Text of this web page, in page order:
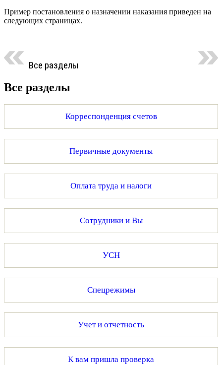
Пример постановления о назначении наказания приведен на
следующих страницах.
Все разделы
Все разделы
Корреспонденция счетов
Первичные документы
Оплата труда и налоги
Сотрудники и Вы
УСН
Спецрежимы
Учет и отчетность
К вам пришла проверка